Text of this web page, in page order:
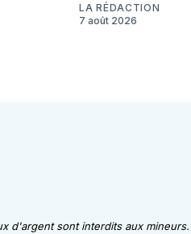
LA RÉDACTION
7 août 2026
d'argent sont interdits aux